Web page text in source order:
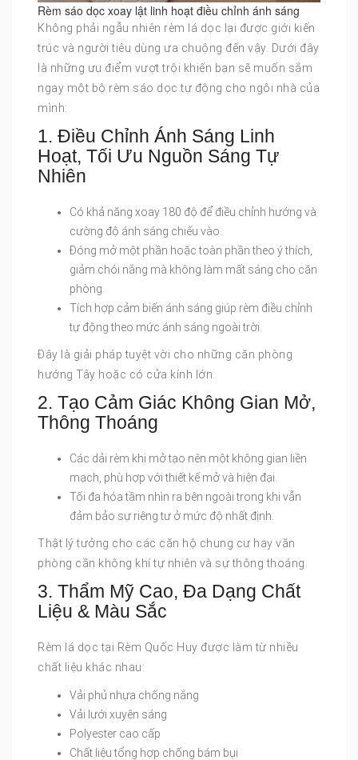
Rèm sáo dọc xoay lật linh hoạt điều chỉnh ánh sáng
Không phải ngẫu nhiên rèm lá dọc lại được giới kiến
trúc và người tiêu dùng ưa chuộng đến vậy. Dưới đây
là những ưu điểm vượt trội khiến bạn sẽ muốn sắm
ngay một bộ rèm sáo dọc tự động cho ngôi nhà của
mình:
1. Điều Chỉnh Ánh Sáng Linh
Hoạt, Tối Ưu Nguồn Sáng Tự
Nhiên
Có khả năng xoay 180 độ để điều chỉnh hướng và
cường độ ánh sáng chiếu vào.
Đóng mở một phần hoặc toàn phần theo ý thích,
giảm chói nắng mà không làm mất sáng cho căn
phòng.
Tích hợp cảm biến ánh sáng giúp rèm điều chỉnh
tự động theo mức ánh sáng ngoài trời.
Đây là giải pháp tuyệt vời cho những căn phòng
hướng Tây hoặc có cửa kính lớn.
2. Tạo Cảm Giác Không Gian Mở,
Thông Thoáng
Các dải rèm khi mở tạo nên một không gian liền
mạch, phù hợp với thiết kế mở và hiện đại.
Tối đa hóa tầm nhìn ra bên ngoài trong khi vẫn
đảm bảo sự riêng tư ở mức độ nhất định.
Thật lý tưởng cho các căn hộ chung cư hay văn
phòng cần không khí tự nhiên và sự thông thoáng.
3. Thẩm Mỹ Cao, Đa Dạng Chất
Liệu & Màu Sắc
Rèm lá dọc tại Rèm Quốc Huy được làm từ nhiều
chất liệu khác nhau:
Vải phủ nhựa chống nắng
Vải lưới xuyên sáng
Polyester cao cấp
Chất liệu tổng hợp chống bám bụi